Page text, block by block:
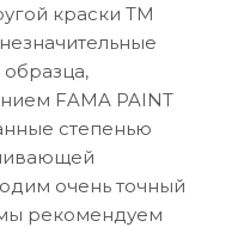
краски ТМ
образца,
FAMA PAINT
степенью
очень точный
рекомендуем